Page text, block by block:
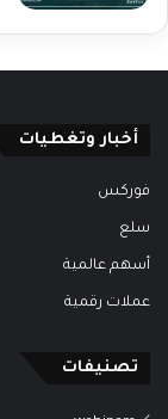
أخبار وتغطيات
فوركس
سلع
أسهم عالمية
عملات رقمية
تصنيفات